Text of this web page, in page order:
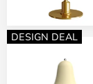
DESIGN DEAL